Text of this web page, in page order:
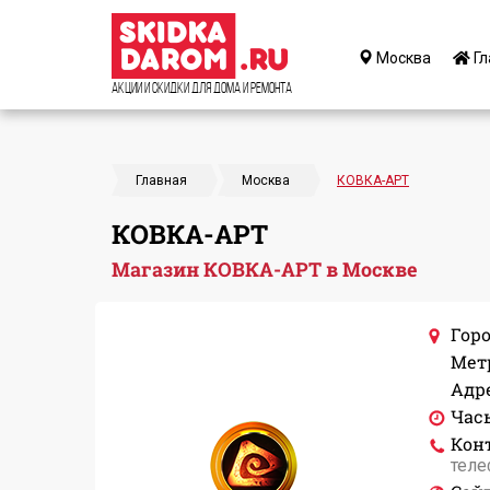
Акции и Скидки для дома и ремонта
Москва
Главная Москва КОВКА-АРТ
КОВКА-АРТ
Магазин КОВКА-АРТ в Москве